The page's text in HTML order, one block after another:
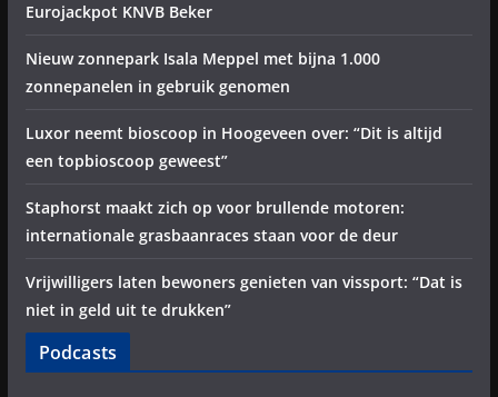
Eurojackpot KNVB Beker
Nieuw zonnepark Isala Meppel met bijna 1.000
zonnepanelen in gebruik genomen
Luxor neemt bioscoop in Hoogeveen over: “Dit is altijd
een topbioscoop geweest”
Staphorst maakt zich op voor brullende motoren:
internationale grasbaanraces staan voor de deur
Vrijwilligers laten bewoners genieten van vissport: “Dat is
niet in geld uit te drukken”
Podcasts